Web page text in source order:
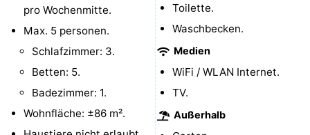
Städte
Sport
Schwimmbader
-
pro Wochenmitte.
Max. 5 personen.
Schlafzimmer: 3.
Betten: 5.
Badezimmer: 1.
Wohnfläche: ±86 m².
Toilette.
Waschbecken.
Medien
WiFi / WLAN Internet.
TV.
Außerhalb